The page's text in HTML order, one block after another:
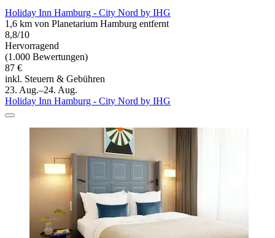
Holiday Inn Hamburg - City Nord by IHG
1,6 km von Planetarium Hamburg entfernt
8,8/10
Hervorragend
(1.000 Bewertungen)
87 €
inkl. Steuern & Gebühren
23. Aug.–24. Aug.
Holiday Inn Hamburg - City Nord by IHG